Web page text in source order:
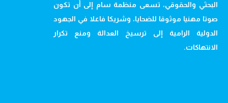
البحثي والحقوقي، تسعى منظمة سام إلى أن تكون
صوتا مهنيا موثوقا للضحايا، وشريكا فاعلا في الجهود
الدولية الرامية إلى ترسيخ العدالة ومنع تكرار
الانتهاكات.